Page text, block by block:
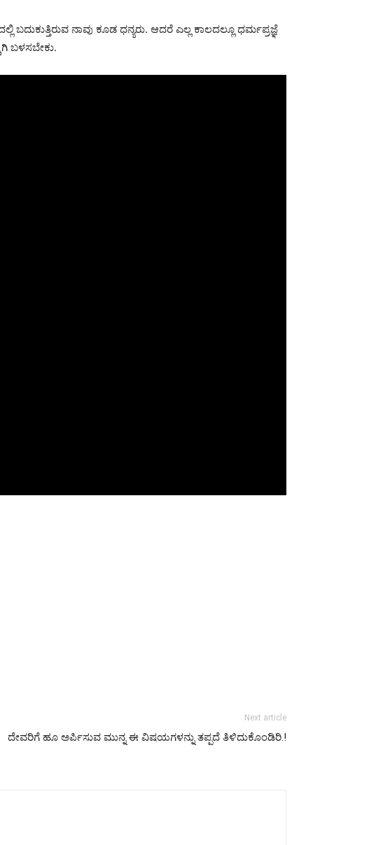
ನಾವು ಕೂಡ ಧನ್ಯರು. ಆದರೆ ಎಲ್ಲ ಕಾಲದಲ್ಲೂ ಧರ್ಮಪ್ರಜ್ಞೆ
ಬಳಸಬೇಕು.
Next article
ದೇವರಿಗೆ ಹೂ ಅರ್ಪಿಸುವ ಮುನ್ನ ಈ ವಿಷಯಗಳನ್ನು ತಪ್ಪದೆ ತಿಳಿದುಕೊಂಡಿರಿ.!